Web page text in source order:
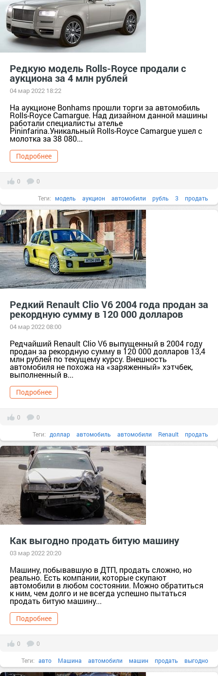
Редкую модель Rolls-Royce продали с
аукциона за 4 млн рублей
04 мар 2022 18:22
На аукционе Bonhams прошли торги за автомобиль
Rolls-Royce Camargue. Над дизайном данной машины
работали специалисты ателье
Pininfarina.Уникальный Rolls-Royce Camargue ушел с
молотка за 38 080...
Подробнее
0 0
Теги: модель аукцион автомобили рубль 3 продать
Редкий Renault Clio V6 2004 года продан за
рекордную сумму в 120 000 долларов
04 мар 2022 08:00
Редчайший Renault Clio V6 выпущенный в 2004 году
продан за рекордную сумму в 120 000 долларов 13,4
млн рублей по текущему курсу. Внешность
автомобиля не похожа на «заряженный» хэтчбек,
выполненный в...
Подробнее
0 0
Теги: доллар автомобиль автомобили Renault продать
Как выгодно продать битую машину
03 мар 2022 20:20
Машину, побывавшую в ДТП, продать сложно, но
реально. Есть компании, которые скупают
автомобили в любом состоянии. Можно обратиться
к ним, чем долго и не всегда успешно пытаться
продать битую машину...
Подробнее
0 0
Теги: авто Машина автомобили машин продать выгодно